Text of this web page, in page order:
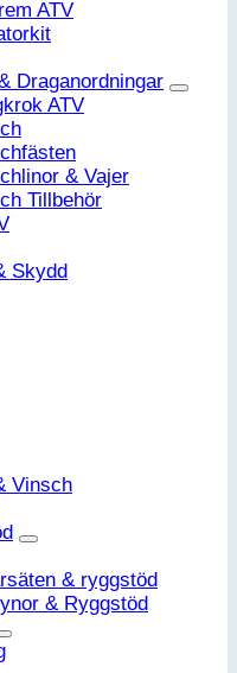
ATV
Draganordningar
ATV
& Vajer
Tillbehör
Skydd
Vinsch
& ryggstöd
& Ryggstöd